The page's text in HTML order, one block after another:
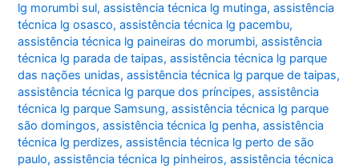
lg morumbi sul,assistência técnica lg mutinga,assistência
técnica lg osasco,assistência técnica lg pacembu,
assistência técnica lg paineiras do morumbi,assistência
técnica lg parada de taipas,assistência técnica lg parque
das nações unidas,assistência técnica lg parque de taipas,
assistência técnica lg parque dos príncipes,assistência
técnica lg parque Samsung,assistência técnica lg parque
são domingos,assistência técnica lg penha,assistência
técnica lg perdizes,assistência técnica lg perto de são
paulo,assistência técnica lg pinheiros,assistência técnica